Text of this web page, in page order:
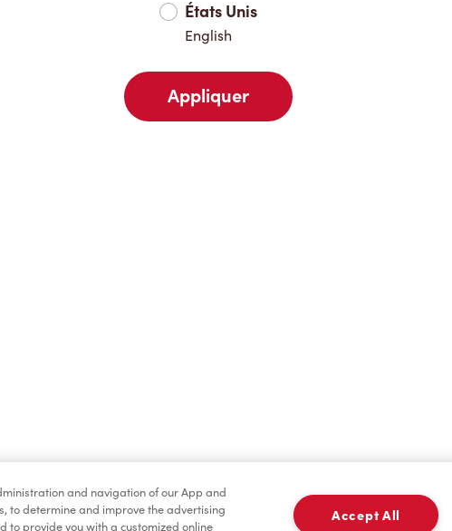
Assaisonnement TimMD à la Maison
and navigation of our App and
to determine and improve the advertising
to provide you with a customized online
Accept All
États Unis
English
Appliquer